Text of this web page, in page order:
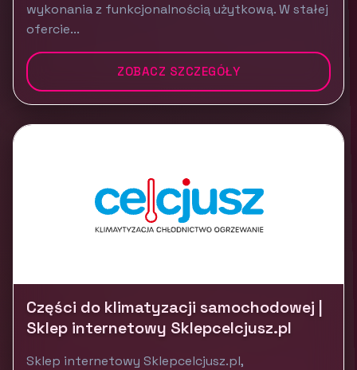
wykonania z funkcjonalnością użytkową. W stałej
ofercie...
ZOBACZ SZCZEGÓŁY
Części do klimatyzacji samochodowej |
Sklep internetowy Sklepcelcjusz.pl
Sklep internetowy Sklepcelcjusz.pl,